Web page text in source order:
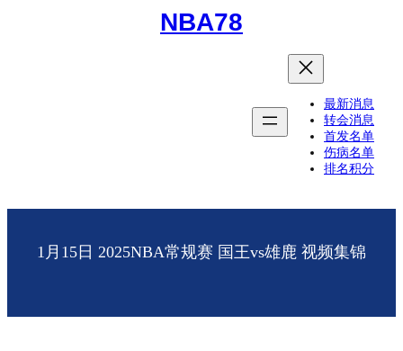
NBA78
最新消息
转会消息
首发名单
伤病名单
排名积分
1月15日 2025NBA常规赛 国王vs雄鹿 视频集锦